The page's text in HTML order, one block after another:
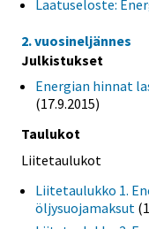
Laatuseloste:
2. vuosineljännes
Julkistukset
Energian hinnat
(17.9.2015)
Taulukot
Liitetaulukot
Liitetaulukko 1.
öljysuojamaksut